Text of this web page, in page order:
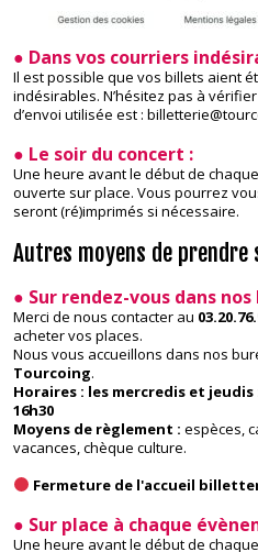
● Dans vos courriers
Il est possible que vos billets aient
indésirables. N’hésitez pas à
d’envoi utilisée est :
● Le soir du concert :
Une heure avant le début de
ouverte sur place. Vous pourrez
seront (ré)imprimés si nécessaire.
Autres moyens de prendre
● Sur rendez-vous dans
Merci de nous contacter au
acheter vos places.
Nous vous accueillons dans nos
Tourcoing.
​Horaires : les mercredis et jeudis
16h30
Moyens de règlement : espèces,
vacances, chèque culture.
​Fermeture de l'accueil
● Sur place à chaque
Une heure avant le début de